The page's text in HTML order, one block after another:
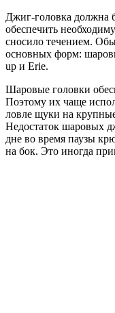
Джиг-головка должна
обеспечить
сносило течением.
основных форм:
up и Erie.
Шаровые головки
Поэтому их чаще
ловле щуки на
Недостаток шаровых
дне во время паузы
на бок. Это иногда